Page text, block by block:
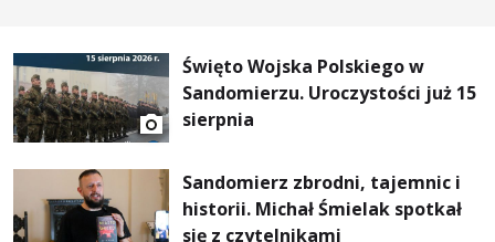
Święto Wojska Polskiego w
Sandomierzu. Uroczystości już 15
sierpnia
Sandomierz zbrodni, tajemnic i
historii. Michał Śmielak spotkał
się z czytelnikami